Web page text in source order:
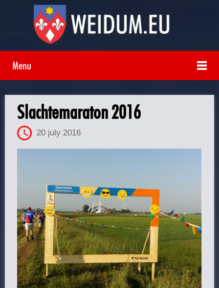
Menu
Slachtemaraton 2016
20 july 2016